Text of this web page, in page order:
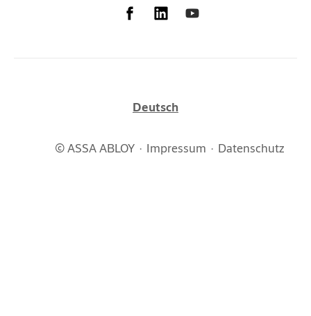
Deutsch
© ASSA ABLOY Impressum Datenschutz